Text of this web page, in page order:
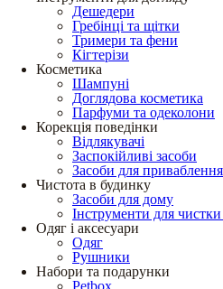
Дешедери
Гребінці та щітки
Тримери та фени
Кігтерізи
Косметика
Шампуні
Доглядова косметика
Парфуми та одеколони
Корекція поведінки
Відлякувачі
Заспокійливі засоби
Засоби для приваблення
Чистота в будинку
Засоби для дому
Інструменти для чистки
Одяг і аксесуари
Одяг
Рушники
Набори та подарунки
Petbox